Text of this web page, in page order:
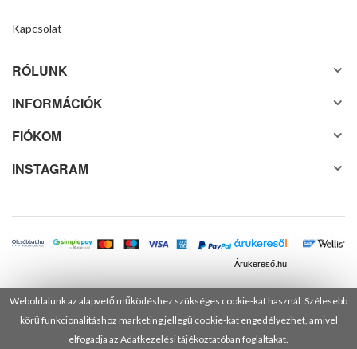
Weboldalunk az alapvető működéshez szükséges cookie-kat használ. Szélesebb
körű funkcionalitáshoz marketing jellegű cookie-kat engedélyezhet, amivel
elfogadja az Adatkezelési tájékoztatóban foglaltakat.
Kapcsolat
RÓLUNK
INFORMÁCIÓK
FIÓKOM
INSTAGRAM
Árukereső.hu
© 2025 Minden jog fenntartva! DANUSA Hungary Kft.